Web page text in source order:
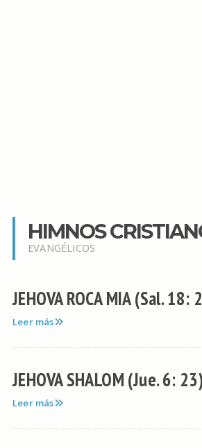
HIMNOS
EVANGÉLICOS
JEHOVA ROCA MIA (Sal. 18:
Leer más
JEHOVA SHALOM (Jue. 6:
Leer más